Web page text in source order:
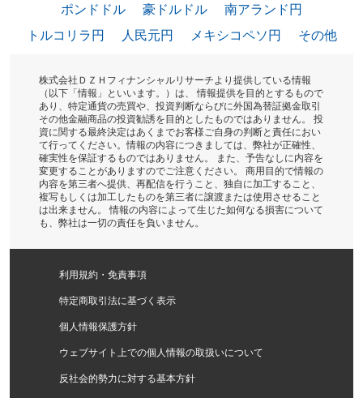
ポンドドル
豪ドルドル
南アランド円
トルコリラ円
人民元円 メキシコペソ円 その他
株式会社ＤＺＨフィナンシャルリサーチより提供している情報
（以下「情報」といいます。）は、 情報提供を目的とするもので
あり、特定通貨の売買や、投資判断ならびに外国為替証拠金取引
その他金融商品の投資勧誘を目的としたものではありません。 投
資に関する最終決定はあくまでお客様ご自身の判断と責任におい
て行ってください。情報の内容につきましては、弊社が正確性、
確実性を保証するものではありません。 また、予告なしに内容を
変更することがありますのでご注意ください。 商用目的で情報の
内容を第三者へ提供、再配信を行うこと、独自に加工すること、
複写もしくは加工したものを第三者に譲渡または使用させること
は出来ません。 情報の内容によって生じた如何なる損害について
も、弊社は一切の責任を負いません。
利用規約・免責事項
特定商取引法に基づく表示
個人情報保護方針
ウェブサイト上での個人情報の取扱いについて
反社会的勢力に対する基本方針